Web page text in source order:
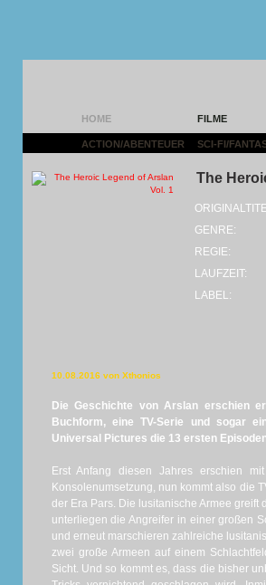
HOME FILME
ACTION/ABENTEUER SCI-FI/
The
GENRE:
REGIE:
LAUFZEIT:
LABEL:
10.08.2016 von Xthonios
Die Geschichte von Arslan erschien
Buchform, eine TV-Serie und sogar
Universal Pictures die 13 ersten
Erst Anfang diesen Jahres erschien
Konsolenumsetzung, nun kommt also die
der Era Pars. Die lusitanische Armee
unterliegen die Angreifer in einer großen
und erneut marschieren zahlreiche
zwei große Armeen auf einem
Sicht. Und so kommt es, dass die bisher